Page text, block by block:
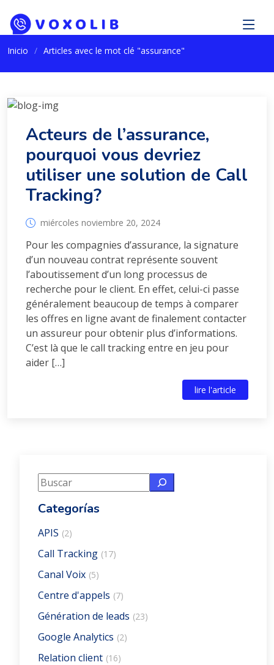
Inicio Articles avec le mot clé "assurance"
Acteurs de l’assurance,
pourquoi vous devriez
utiliser une solution de Call
Tracking?
miércoles noviembre 20, 2024
Pour les compagnies d’assurance, la signature
d’un nouveau contrat représente souvent
l’aboutissement d’un long processus de
recherche pour le client. En effet, celui-ci passe
généralement beaucoup de temps à comparer
les offres en ligne avant de finalement contacter
un assureur pour obtenir plus d’informations.
C’est là que le call tracking entre en jeu pour
aider […]
lire l'article
Buscar
Categorías
APIS (2)
Call Tracking (17)
Canal Voix (5)
Centre d'appels (7)
Génération de leads (23)
Google Analytics (2)
Relation client (16)